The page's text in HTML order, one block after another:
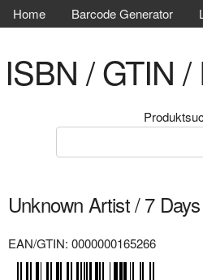
Home Barcode Generator
ISBN / GTIN
Unknown Artist / 7
EAN/GTIN: 0000000165266